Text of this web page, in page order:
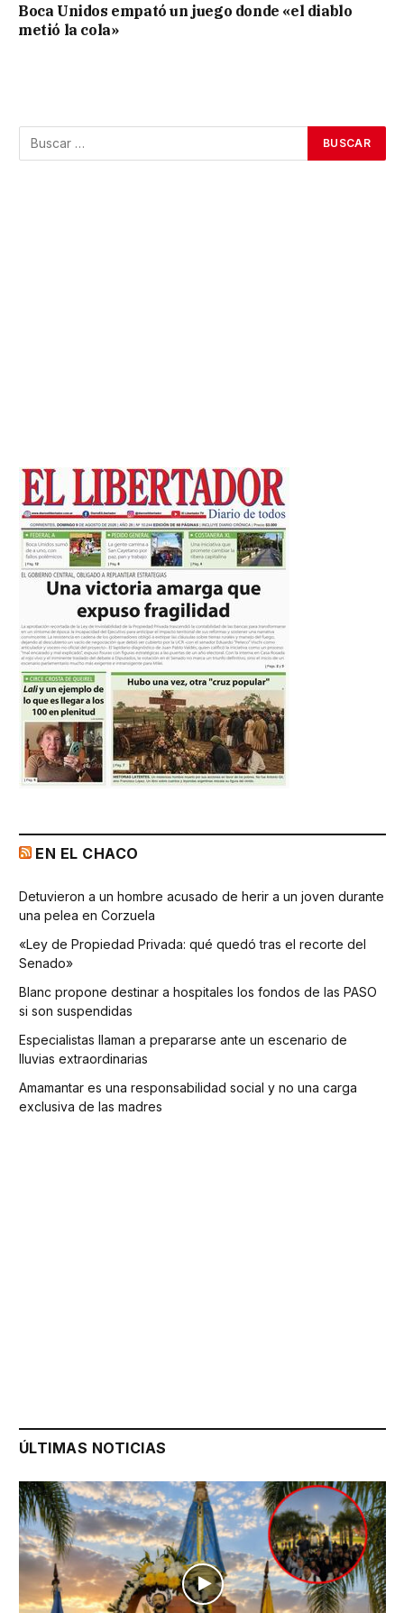
Boca Unidos empató un juego donde «el diablo
metió la cola»
EN EL CHACO
Detuvieron a un hombre acusado de herir a un joven durante
una pelea en Corzuela
«Ley de Propiedad Privada: qué quedó tras el recorte del
Senado»
Blanc propone destinar a hospitales los fondos de las PASO
si son suspendidas
Especialistas llaman a prepararse ante un escenario de
lluvias extraordinarias
Amamantar es una responsabilidad social y no una carga
exclusiva de las madres
ÚLTIMAS NOTICIAS